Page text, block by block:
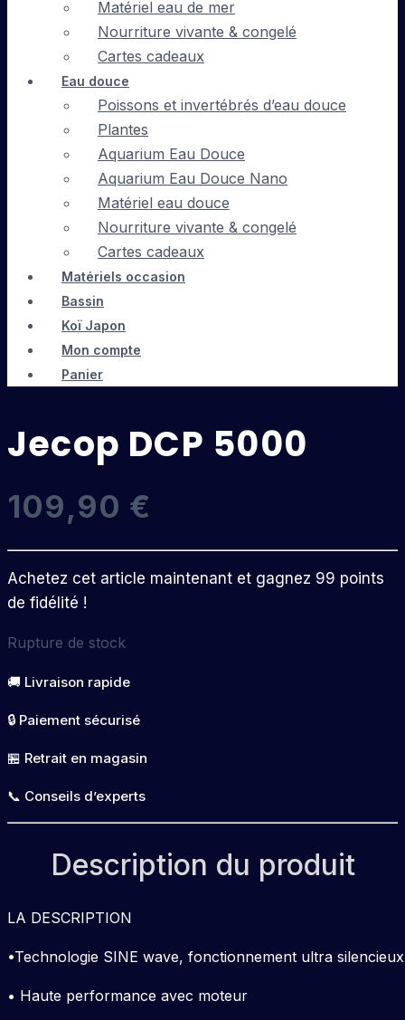
Matériel eau de mer
Nourriture vivante & congelé
Cartes cadeaux
Eau douce
Poissons et invertébrés d’eau douce
Plantes
Aquarium Eau Douce
Aquarium Eau Douce Nano
Matériel eau douce
Nourriture vivante & congelé
Cartes cadeaux
Matériels occasion
Bassin
Koï Japon
Mon compte
Panier
Jecop DCP 5000
109,90 €
Achetez cet article maintenant et gagnez 99 points
de fidélité !
Rupture de stock
🚚 Livraison rapide
🔒 Paiement sécurisé
🏪 Retrait en magasin
📞 Conseils d’experts
Description du produit
LA DESCRIPTION
•Technologie SINE wave, fonctionnement ultra
• Haute performance avec moteur